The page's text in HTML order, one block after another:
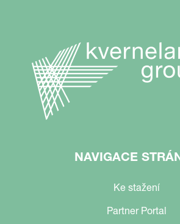
NAVIGACE
Ke stažení
Partner Portal